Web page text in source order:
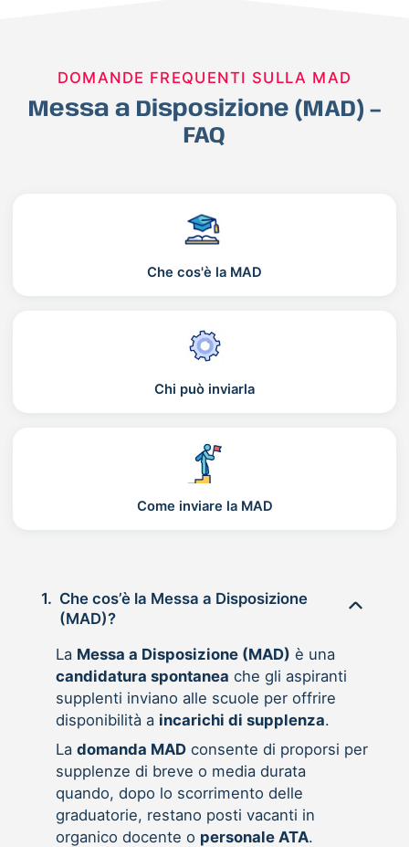
DOMANDE FREQUENTI SULLA MAD
Messa a Disposizione (MAD) –
FAQ
Che cos'è la MAD
Chi può inviarla
Come inviare la MAD
1. Che cos’è la Messa a Disposizione
(MAD)?
La Messa a Disposizione (MAD) è una
candidatura spontanea che gli aspiranti
supplenti inviano alle scuole per offrire
disponibilità a incarichi di supplenza.
La domanda MADconsente di proporsi per
supplenze di breve o media durata
quando, dopo lo scorrimento delle
graduatorie, restano posti vacanti in
organico docente o personale ATA.